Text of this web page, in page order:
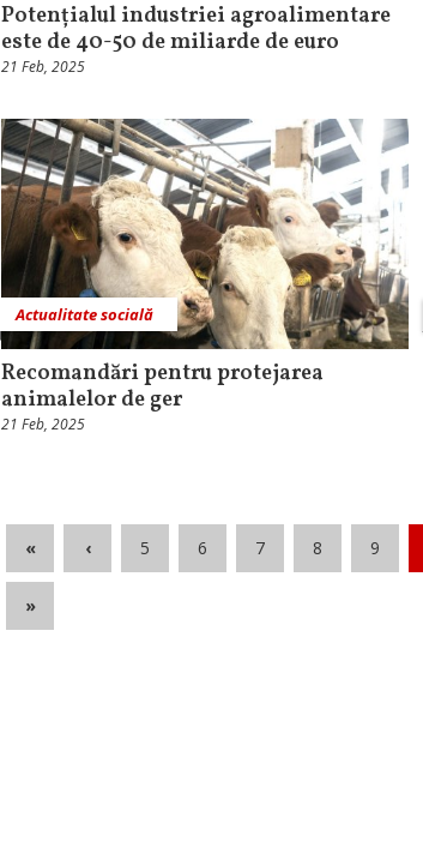
Potențialul industriei agroalimentare
este de 40-50 de miliarde de euro
21 Feb, 2025
Actualitate socială
Recomandări pentru protejarea
animalelor de ger
21 Feb, 2025
« ‹ 5 6 7 8 9
»